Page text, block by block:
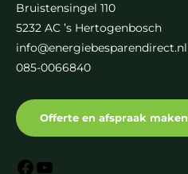
Bruistensingel 110
5232 AC ’s Hertogenbosch
info@energiebesparendirect.nl
085-0066840
Offerte en afspraak maken